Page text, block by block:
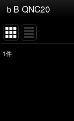
ｂB QNC20
1件